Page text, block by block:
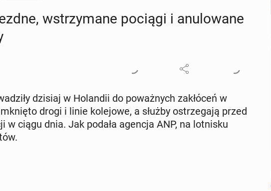
wstrzy­ma­ne pociągi i anu­lo­wa­ne
dzisiaj w Ho­lan­dii do po­waż­nych za­kłó­ceń w
drogi i linie ko­le­jo­we, a służby ostrze­ga­ją przed
ciągu dnia. Jak podała agencja ANP, na lot­ni­sku